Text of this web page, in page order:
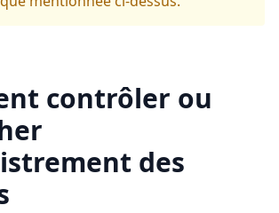
contrôler ou
des